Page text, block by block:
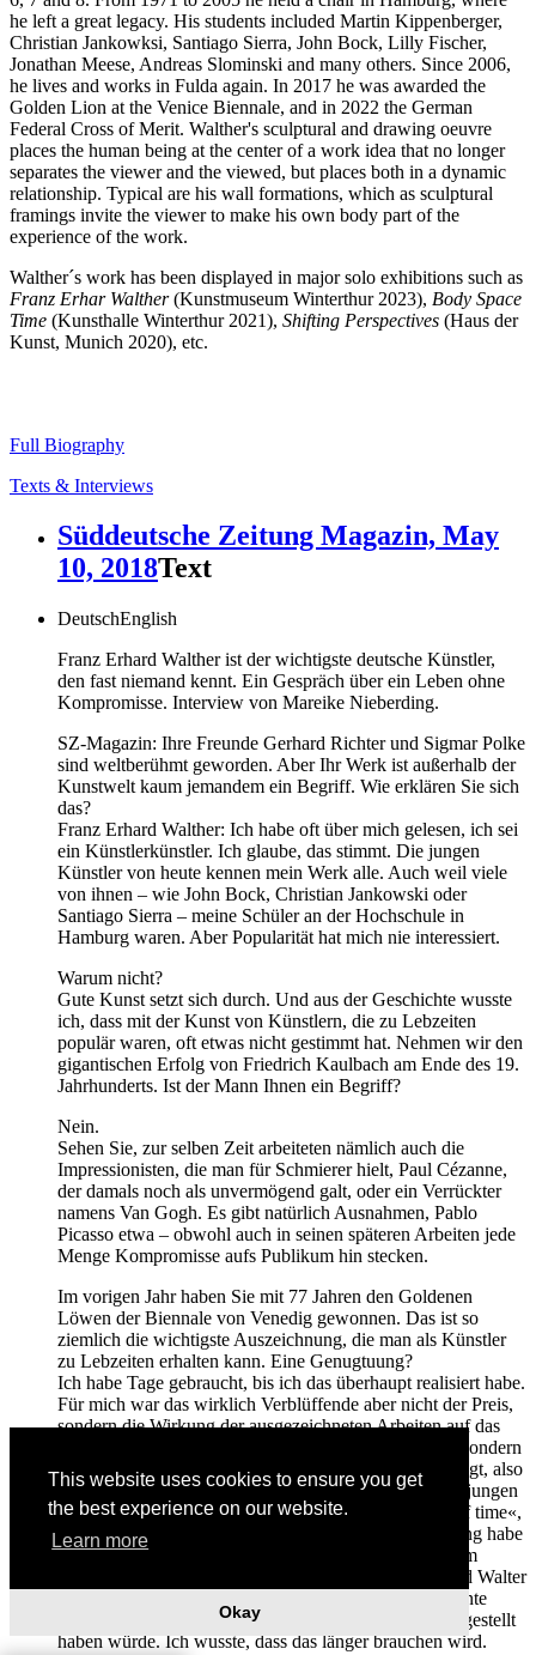
This website uses cookies to ensure you get
the best experience on our website.
Learn more
Okay
he left a great legacy. His students included Martin Kippenberger,
Christian Jankowksi, Santiago Sierra, John Bock, Lilly Fischer,
Jonathan Meese, Andreas Slominski and many others. Since 2006,
he lives and works in Fulda again. In 2017 he was awarded the
Golden Lion at the Venice Biennale, and in 2022 the German
Federal Cross of Merit. Walther's sculptural and drawing oeuvre
places the human being at the center of a work idea that no longer
separates the viewer and the viewed, but places both in a dynamic
relationship. Typical are his wall formations, which as sculptural
framings invite the viewer to make his own body part of the
experience of the work.
Walther´s work has been displayed in major solo exhibitions such as
Franz Erhar Walther(Kunstmuseum Winterthur 2023), Body Space
Time (Kunsthalle Winterthur 2021), Shifting Perspectives (Haus der
Kunst, Munich 2020), etc.
Full Biography
Texts & Interviews
Süddeutsche Zeitung Magazin, May
10, 2018Text
DeutschEnglish
Franz Erhard Walther ist der wichtigste deutsche Künstler,
den fast niemand kennt. Ein Gespräch über ein Leben ohne
Kompromisse. Interview von Mareike Nieberding.
SZ-Magazin: Ihre Freunde Gerhard Richter und Sigmar Polke
sind weltberühmt geworden. Aber Ihr Werk ist außerhalb der
Kunstwelt kaum jemandem ein Begriff. Wie erklären Sie sich
das?
Franz Erhard Walther: Ich habe oft über mich gelesen, ich sei
ein Künstlerkünstler. Ich glaube, das stimmt. Die jungen
Künstler von heute kennen mein Werk alle. Auch weil viele
von ihnen – wie John Bock, Christian Jankowski oder
Santiago Sierra – meine Schüler an der Hochschule in
Hamburg waren. Aber Popularität hat mich nie interessiert.
Warum nicht?
Gute Kunst setzt sich durch. Und aus der Geschichte wusste
ich, dass mit der Kunst von Künstlern, die zu Lebzeiten
populär waren, oft etwas nicht gestimmt hat. Nehmen wir den
gigantischen Erfolg von Friedrich Kaulbach am Ende des 19.
Jahrhunderts. Ist der Mann Ihnen ein Begriff?
Nein.
Sehen Sie, zur selben Zeit arbeiteten nämlich auch die
Impressionisten, die man für Schmierer hielt, Paul Cézanne,
der damals noch als unvermögend galt, oder ein Verrückter
namens Van Gogh. Es gibt natürlich Ausnahmen, Pablo
Picasso etwa – obwohl auch in seinen späteren Arbeiten jede
Menge Kompromisse aufs Publikum hin stecken.
Im vorigen Jahr haben Sie mit 77 Jahren den Goldenen
Löwen der Biennale von Venedig gewonnen. Das ist so
ziemlich die wichtigste Auszeichnung, die man als Künstler
zu Lebzeiten erhalten kann. Eine Genugtuung?
Ich habe Tage gebraucht, bis ich das überhaupt realisiert habe.
Für mich war das wirklich Verblüffende aber nicht der Preis,
sondern die Wirkung der ausgezeichneten Arbeiten auf das
Publikum. Ich habe auf der Biennale keine aktuellen, sondern
Arbeiten aus den Siebziger- und Achtzigerjahren gezeigt, also
historische Stücke. Trotzdem haben die Besucher und jungen
Künstler sie als Gegenwart empfunden. »It pops out of time«,
sagte jemand. Das fand ich sehr berührend. Genugtuung habe
ich keine verspürt, nein. Künstler, deren Werke nicht im
Kontext der Zeit aufgehen, gab es immer. Mein Freund Walter
meinte
1969, dass sich mein Erfolg in fünf Jahren endlich eingestellt
haben würde. Ich wusste, dass das länger brauchen wird.